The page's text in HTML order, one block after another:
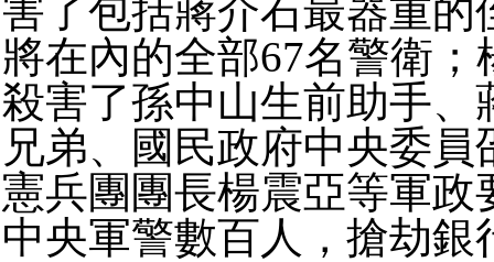
害了包括蔣介石最器重的
將在內的全部67名警衛；
殺害了孫中山生前助手、
兄弟、國民政府中央委員
憲兵團團長楊震亞等軍政
中央軍警數百人，搶劫銀